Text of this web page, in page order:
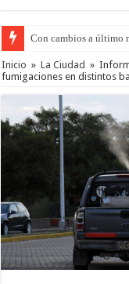
Con cambios a último
Adopción en Entre
Inicio » La Ciudad »
fumigaciones en distintos